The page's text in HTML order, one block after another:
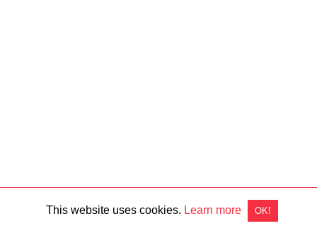
This website uses cookies. Learn more OK!